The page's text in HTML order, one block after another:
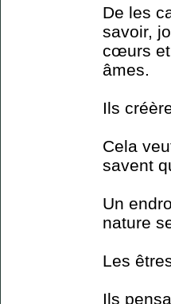
De les
savoir,
cœurs et
âmes.
Ils
Cela
savent
Un
nature
Les
Ils